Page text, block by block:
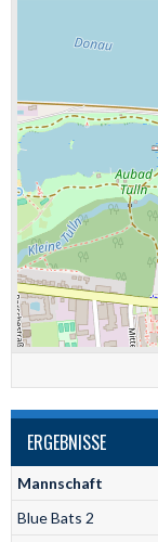
ERGEBNISSE
Mannschaft
Blue Bats 2